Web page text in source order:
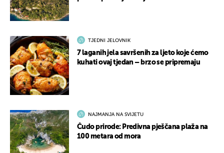
TJEDNI JELOVNIK
7 laganih jela savršenih za ljeto koje ćemo
kuhati ovaj tjedan – brzo se pripremaju
NAJMANJA NA SVIJETU
Čudo prirode: Predivna pješčana plaža na
100 metara od mora